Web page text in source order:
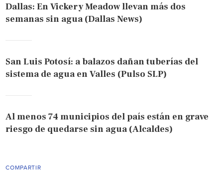
Dallas: En Vickery Meadow llevan más dos
semanas sin agua (Dallas News)
San Luis Potosí: a balazos dañan tuberías del
sistema de agua en Valles (Pulso SLP)
Al menos 74 municipios del país están en grave
riesgo de quedarse sin agua (Alcaldes)
COMPARTIR